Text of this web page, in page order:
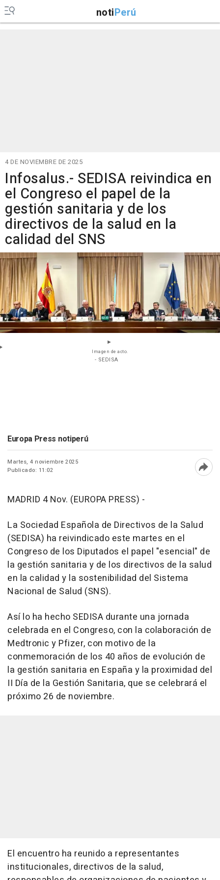
notiPerú
4 DE NOVIEMBRE DE 2025
Infosalus.- SEDISA reivindica en
el Congreso el papel de la
gestión sanitaria y de los
directivos de la salud en la
calidad del SNS
Imagen de acto.
- SEDISA
Europa Press notiperú
Martes, 4 noviembre 2025
Publicado: 11:02
MADRID 4 Nov. (EUROPA PRESS) -
La Sociedad Española de Directivos de la Salud
(SEDISA) ha reivindicado este martes en el
Congreso de los Diputados el papel "esencial" de
la gestión sanitaria y de los directivos de la salud
en la calidad y la sostenibilidad del Sistema
Nacional de Salud (SNS).
Así lo ha hecho SEDISA durante una jornada
celebrada en el Congreso, con la colaboración de
Medtronic y Pfizer, con motivo de la
conmemoración de los 40 años de evolución de
la gestión sanitaria en España y la proximidad del
II Día de la Gestión Sanitaria, que se celebrará el
próximo 26 de noviembre.
El encuentro ha reunido a representantes
institucionales, directivos de la salud,